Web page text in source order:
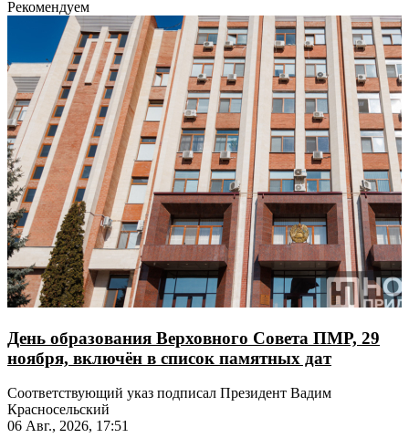
Рекомендуем
День образования Верховного Совета ПМР, 29
ноября, включён в список памятных дат
Соответствующий указ подписал Президент Вадим
Красносельский
06 Авг., 2026, 17:51